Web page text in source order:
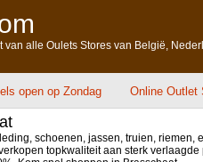
alle Oulets Stores van België,
open op Zondag Online Outlet
schoenen, jassen, truien, riemen,
topkwaliteit aan sterk verlaagde